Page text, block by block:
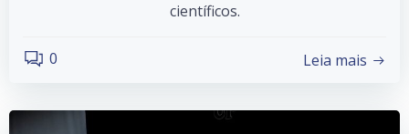
científicos.
0 Leia mais